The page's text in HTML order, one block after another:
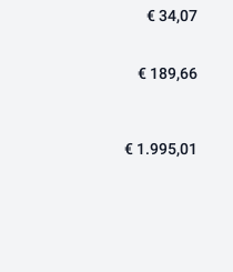
€ 34,07
€ 189,66
€ 1.995,01